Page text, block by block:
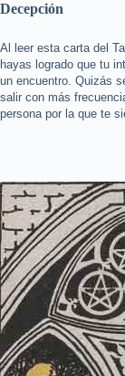
Decepción
Al leer esta carta del
hayas logrado que tu
un encuentro. Quizás
salir con más
persona por la que te